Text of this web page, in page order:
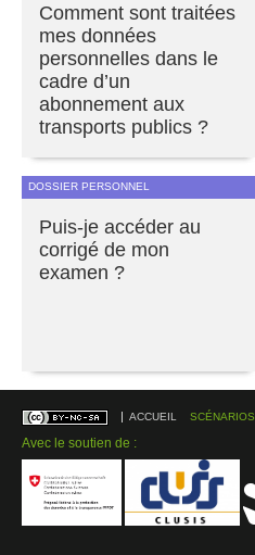
Comment sont traitées
mes données
personnelles dans le
cadre d’un
abonnement aux
transports publics ?
DOSSIER PERSONNEL
Puis-je accéder au
corrigé de mon
examen ?
ACCUEIL SCÉNARIOS
Avec le soutien de :